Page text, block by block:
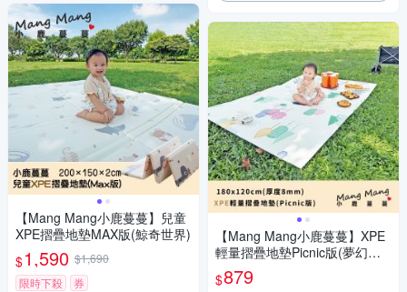
【Mang Mang小鹿蔓蔓】兒童
XPE摺疊地墊MAX版(鯨奇世界)
$1,590 $1,690
限時下殺
券
【Mang Mang小鹿蔓蔓】XPE
輕量摺疊地墊Picnic版(夢幻森
林)
$879